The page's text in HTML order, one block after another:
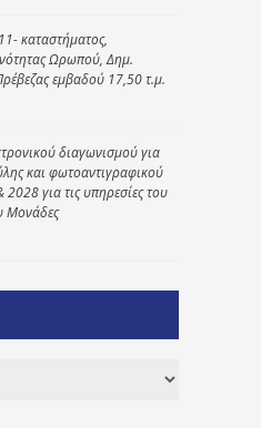
καταστήματος,
Ωρωπού, Δημ.
εμβαδού 17,50 τ.μ.
διαγωνισμού για
και φωτοαντιγραφικού
για τις υπηρεσίες του
Μονάδες